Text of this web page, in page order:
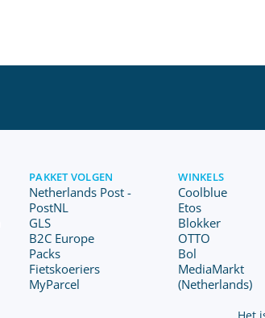
PAKKET VOLGEN
Netherlands Post -
PostNL
GLS
B2C Europe
Packs
Fietskoeriers
MyParcel
WINKELS
Coolblue
Etos
Blokker
OTTO
Bol
MediaMarkt
(Netherlands)